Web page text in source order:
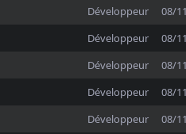
Développeur
08/
Développeur
08/
Développeur
08/
Développeur
08/
Développeur
08/